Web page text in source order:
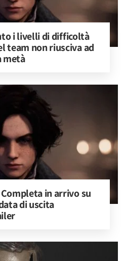
i livelli di difficoltà
team non riusciva ad
metà
in arrivo su
di uscita